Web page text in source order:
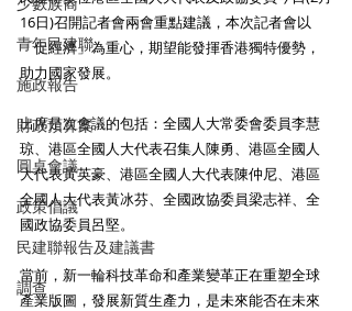
青年民建聯
施政報告
財政預算案
圓桌會議
政策倡議
民建聯報告及建議書
調查
16日)召開記者會兩會重點建議，本次記者會以
「促經濟」為重心，期望能發揮香港獨特優勢，
助力國家發展。
出席是次會議的包括：全國人大常委會委員李慧
琼、港區全國人大代表召集人陳勇、港區全國人
大代表黃英豪、港區全國人大代表陳仲尼、港區
全國人大代表黃冰芬、全國政協委員梁志祥、全
國政協委員呂堅。
當前，新一輪科技革命和產業變革正在重塑全球
產業版圖，發展新質生產力，是未來能否在未來